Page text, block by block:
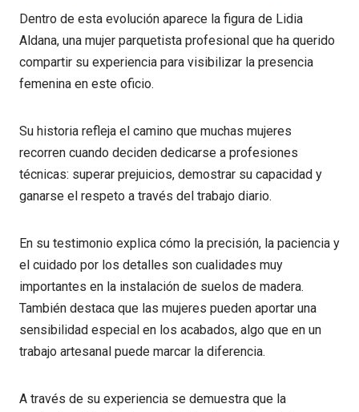
Dentro de esta evolución aparece la figura de Lidia
Aldana, una mujer parquetista profesional que ha querido
compartir su experiencia para visibilizar la presencia
femenina en este oficio.
Su historia refleja el camino que muchas mujeres
recorren cuando deciden dedicarse a profesiones
técnicas: superar prejuicios, demostrar su capacidad y
ganarse el respeto a través del trabajo diario.
En su testimonio explica cómo la precisión, la paciencia y
el cuidado por los detalles son cualidades muy
importantes en la instalación de suelos de madera.
También destaca que las mujeres pueden aportar una
sensibilidad especial en los acabados, algo que en un
trabajo artesanal puede marcar la diferencia.
A través de su experiencia se demuestra que la